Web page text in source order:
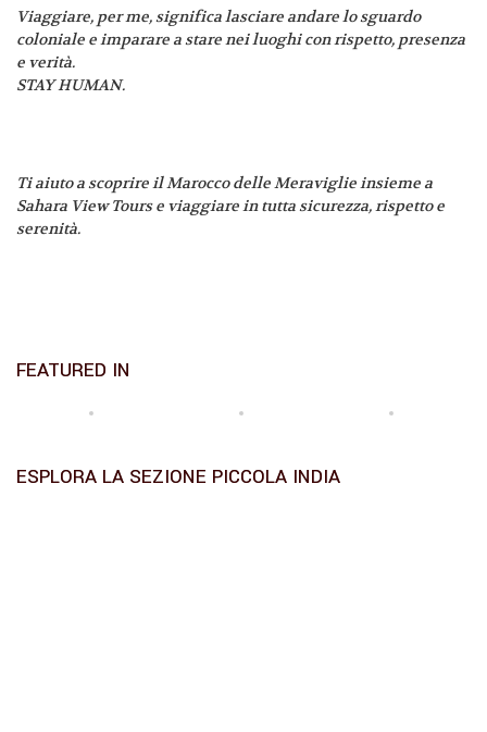
Viaggiare, per me, significa lasciare andare lo sguardo
coloniale e imparare a stare nei luoghi con rispetto, presenza
e verità.
STAY HUMAN.
Ti aiuto a scoprire il Marocco delle Meraviglie insieme a
Sahara View Tours e viaggiare in tutta sicurezza, rispetto e
serenità.
FEATURED IN
ESPLORA LA SEZIONE PICCOLA INDIA